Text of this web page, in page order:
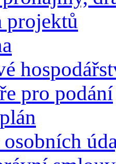
projektů
pro podání
osobních